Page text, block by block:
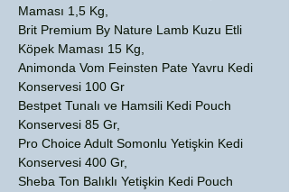
Maması 1,5 Kg,
Brit Premium By Nature Lamb Kuzu Etli
Köpek Maması 15 Kg,
Animonda Vom Feinsten Pate Yavru Kedi
Konservesi 100 Gr
Bestpet Tunalı ve Hamsili Kedi Pouch
Konservesi 85 Gr,
Pro Choice Adult Somonlu Yetişkin Kedi
Konservesi 400 Gr,
Sheba Ton Balıklı Yetişkin Kedi Pouch